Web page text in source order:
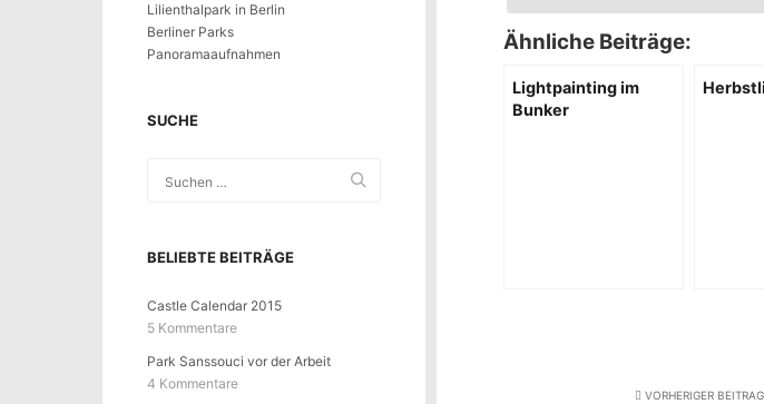
Ähnliche Beiträge:
Lightpainting im
Bunker
VORHERIGER BEITRAG
Lilienthalpark in Berlin
Berliner Parks
Panoramaaufnahmen
SUCHE
BELIEBTE BEITRÄGE
Castle Calendar 2015
5 Kommentare
Park Sanssouci vor der Arbeit
4 Kommentare